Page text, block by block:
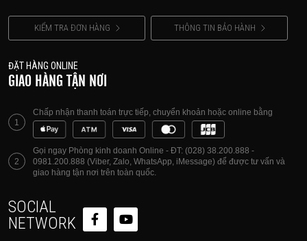
KIỂM TRA ĐƠN HÀNG THÔNG TIN BẢO HÀNH
ĐẶT HÀNG ONLINE
GIAO HÀNG TẬN NƠI
1
Chấp nhận thanh toán trực tiếp, chuyển khoản hoặc online bằng
2
Gọi ngay Phòng kinh doanh Online - ĐT: (028) 38.200.888 -
0981.200.888 (Viber, Zalo, WhatsApp, iMessage) để được tư vấn và
giao hàng tận nơi trên toàn quốc.
SOCIAL
NETWORK